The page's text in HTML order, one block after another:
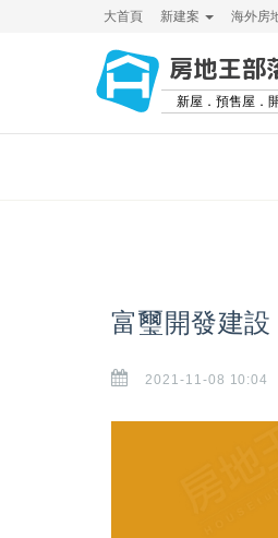
大首頁 新建案 海外房
房地王部
新屋．預售屋．
富璽開發建
2021-11-08 10:04